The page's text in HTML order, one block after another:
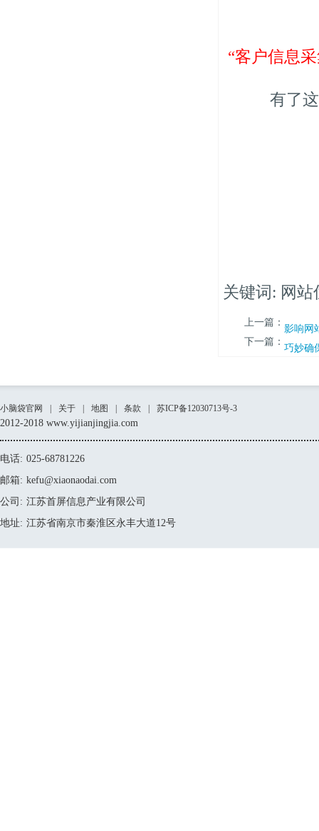
“客户信息
有了
关键词: 网
上一篇： 影响网
下一篇： 巧妙确
小脑袋官网 关于 地图 条款 苏ICP备12030713号-3
2012-2018 www.yijianjingjia.com
电话: 025-68781226
邮箱: kefu@xiaonaodai.com
公司: 江苏首屏信息产业有限公司
地址: 江苏省南京市秦淮区永丰大道12号